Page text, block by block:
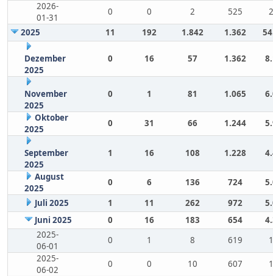
2026-
01-31
0 0 2 525
2025
11 192 1.842 1.362
Dezember
2025
0 16 57 1.362
November
2025
0 1 81 1.065
Oktober
2025
0 31 66 1.244
September
2025
1 16 108 1.228
August
2025
0 6 136 724
Juli 2025
1 11 262 972
Juni 2025
0 16 183 654
2025-
06-01
0 1 8 619
2025-
06-02
0 0 10 607